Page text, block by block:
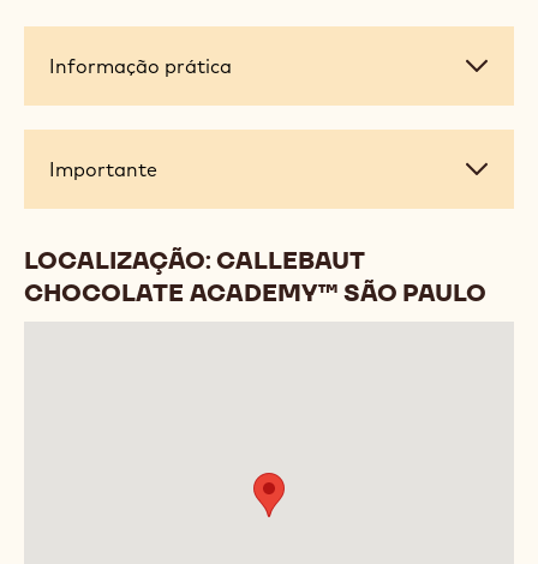
Informação
Informação prática
Importante
Importante
LOCALIZAÇÃO: CALLEBAUT
CHOCOLATE ACADEMY™ SÃO PAULO